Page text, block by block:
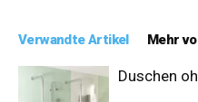
Verwandte Artikel Mehr
Duschen